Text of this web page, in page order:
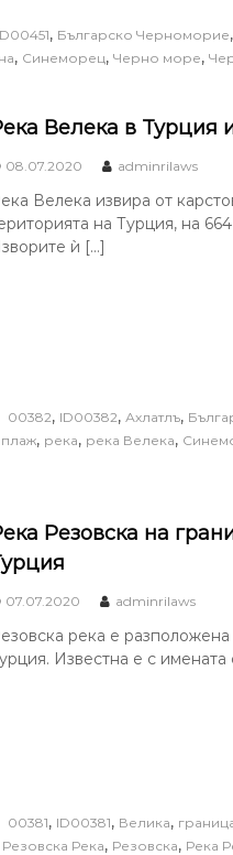
, Българско Черноморие,
, Синеморец, Черно море,
Велека в Турция
08.07.2020 adminrilaws
Велека извира от
на Турция, на
ѝ […]
00382, ID00382, Ахлатлъ,
плаж, река, река Велека,
Резовска на
07.07.2020 adminrilaws
река е
Известна е с
00381, ID00381, Велика,
Резовска Река, Резовска, Река